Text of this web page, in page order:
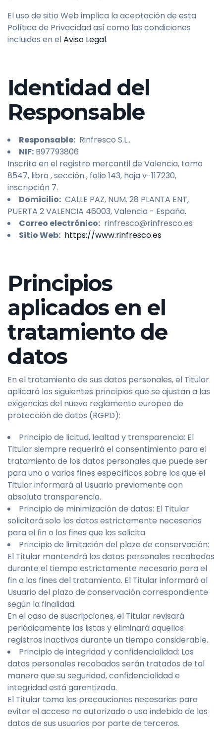
El uso de sitio Web implica la aceptación de esta
Política de Privacidad así como las condiciones
incluidas en elAviso Legal.
Identidad del
Responsable
Responsable: Rinfresco S.L..
NIF: B97793806
Inscrita en el registro mercantil de Valencia, tomo
8547, libro , sección , folio 143, hoja v-117230,
inscripción 7.
Domicilio: CALLE PAZ, NUM. 28 PLANTA ENT,
PUERTA 2 VALENCIA 46003, Valencia - España.
Correo electrónico: rinfresco@rinfresco.es
Sitio Web: https://www.rinfresco.es
Principios
aplicados en el
tratamiento de
datos
En el tratamiento de sus datos personales, el Titular
aplicará los siguientes principios que se ajustan a las
exigencias del nuevo reglamento europeo de
protección de datos (RGPD):
Principio de licitud, lealtad y transparencia: El
Titular siempre requerirá el consentimiento para el
tratamiento de los datos personales que puede ser
para uno o varios fines específicos sobre los que el
Titular informará al Usuario previamente con
absoluta transparencia.
Principio de minimización de datos: El Titular
solicitará solo los datos estrictamente necesarios
para el fin o los fines que los solicita.
Principio de limitación del plazo de conservación:
El Titular mantendrá los datos personales recabados
durante el tiempo estrictamente necesario para el
fin o los fines del tratamiento. El Titular informará al
Usuario del plazo de conservación correspondiente
según la finalidad.
En el caso de suscripciones, el Titular revisará
periódicamente las listas y eliminará aquellos
registros inactivos durante un tiempo considerable.
Principio de integridad y confidencialidad: Los
datos personales recabados serán tratados de tal
manera que su seguridad, confidencialidad e
integridad está garantizada.
El Titular toma las precauciones necesarias para
evitar el acceso no autorizado o uso indebido de los
datos de sus usuarios por parte de terceros.